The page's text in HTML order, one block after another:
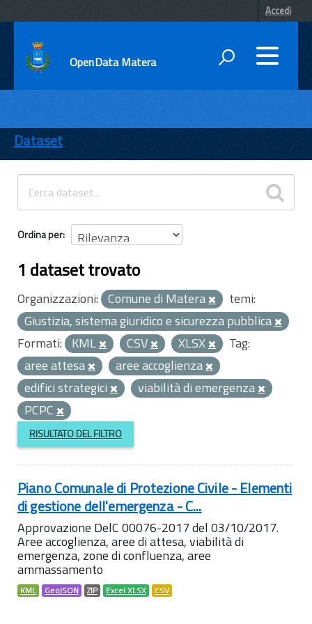
Accedi
OpenData Matera
ENTI
TEMI
INFORMAZIONI
Dataset
Ordina per
1 dataset trovato
Organizzazioni: Comune di Matera
temi:
Giustizia, sistema giuridico e sicurezza pubblica
Formati: KML CSV XLSX
Tag:
aree attesa
aree accoglienza
edifici strategici
viabilità di emergenza
PCPC
RISULTATO DEL FILTRO
Piano Comunale di Protezione Civile - Elementi
di gestione dell'emergenza - C...
Approvazione DelC 00076-2017 del 03/10/2017.
Aree accoglienza, aree di attesa, viabilità di
emergenza, zone di confluenza, aree
ammassamento
KML GeoJSON ZIP Excel XLSX CSV